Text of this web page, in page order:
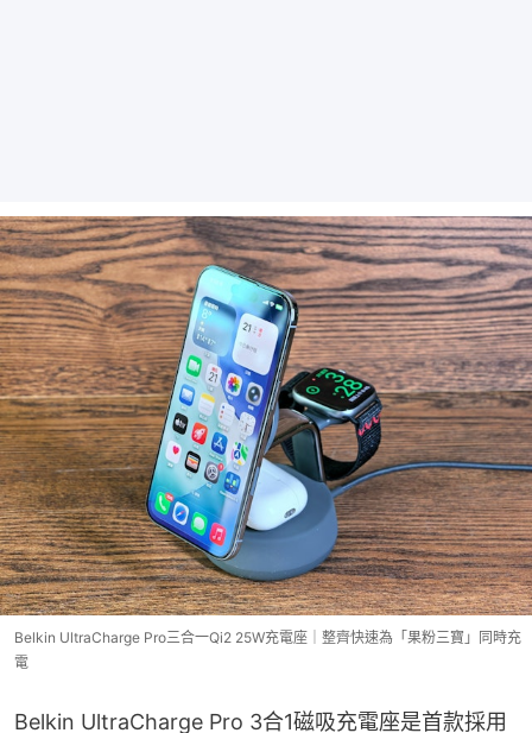
Belkin UltraCharge Pro三合一Qi2 25W充電座｜整齊快速為「果粉三寶」同時充
電
Belkin UltraCharge Pro 3合1磁吸充電座是首款採用